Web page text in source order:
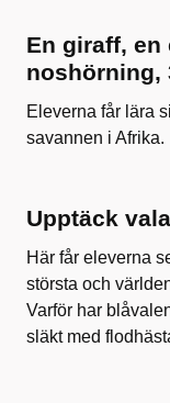
En giraff, en
noshörning,
Eleverna får lära
savannen i Afrika.
Upptäck
Här får eleverna
största och
Varför har
släkt med